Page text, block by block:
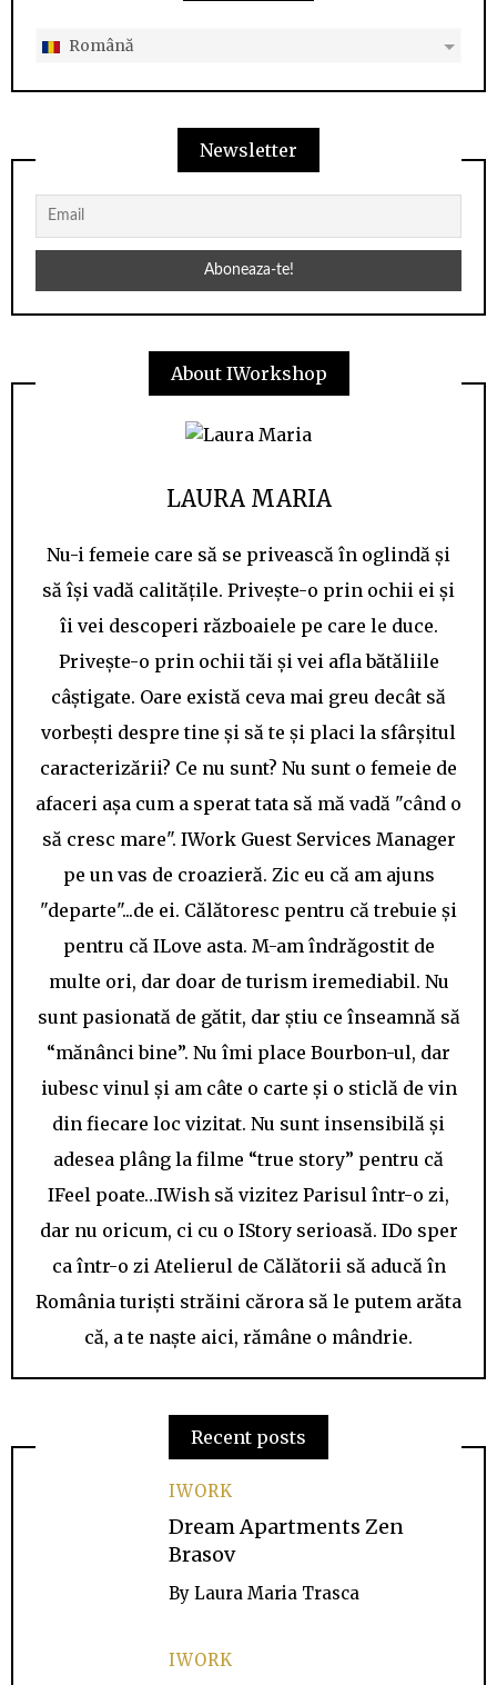
Română
Newsletter
About IWorkshop
LAURA MARIA
Nu-i femeie care să se privească în oglindă și
să își vadă calitățile. Privește-o prin ochii ei și
îi vei descoperi războaiele pe care le duce.
Privește-o prin ochii tăi și vei afla bătăliile
câștigate. Oare există ceva mai greu decât să
vorbești despre tine și să te și placi la sfârșitul
caracterizării? Ce nu sunt? Nu sunt o femeie de
afaceri așa cum a sperat tata să mă vadă "când o
să cresc mare". IWork Guest Services Manager
pe un vas de croazieră. Zic eu că am ajuns
"departe"...de ei. Călătoresc pentru că trebuie și
pentru că ILove asta. M-am îndrăgostit de
multe ori, dar doar de turism iremediabil. Nu
sunt pasionată de gătit, dar știu ce înseamnă să
“mănânci bine”. Nu îmi place Bourbon-ul, dar
iubesc vinul și am câte o carte și o sticlă de vin
din fiecare loc vizitat. Nu sunt insensibilă și
adesea plâng la filme “true story” pentru că
IFeel poate…IWish să vizitez Parisul într-o zi,
dar nu oricum, ci cu o IStory serioasă. IDo sper
ca într-o zi Atelierul de Călătorii să aducă în
România turiști străini cărora să le putem arăta
că, a te naște aici, rămâne o mândrie.
Recent posts
IWORK
Dream Apartments Zen
Brasov
By Laura Maria Trasca
IWORK